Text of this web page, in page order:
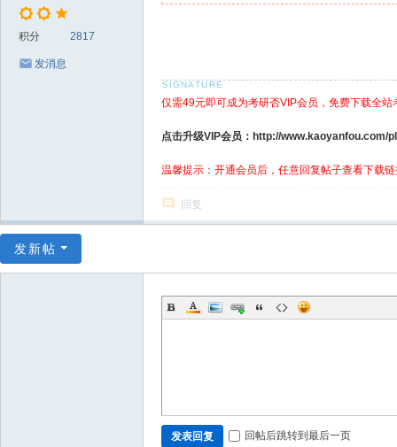
积分 2817
发消息
仅需49元即可成为考研否VIP会员，免费下载全站
点击升级VIP会员：http://www.kaoyanfou.com/
温馨提示：开通会员后，任意回复帖子查看下载
回复
发新帖
发表回复 回帖后跳转到最后一页